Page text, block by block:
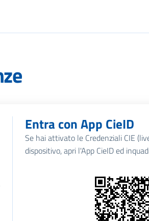
Entra con App CieID
Se hai attivato le Credenziali CIE
dispositivo, apri l'App CieID ed